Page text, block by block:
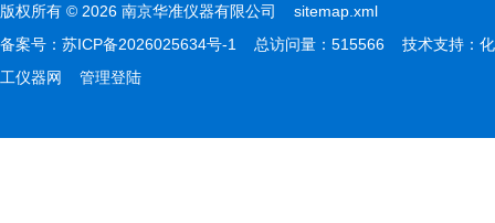
版权所有 © 2026 南京华准仪器有限公司 sitemap.xml
备案号： 苏ICP备2026025634号-1 总访问量：515566 技术支持： 化
工仪器网
管理登陆